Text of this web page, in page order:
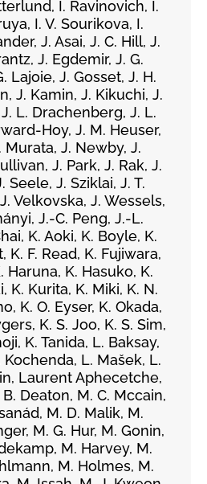
I. Ravinovich, I.
I. V. Sourikova, I.
J. Asai, J. C. Hill, J.
J. Egdemir, J. G.
Lajoie, J. Gosset, J. H.
J. Kamin, J. Kikuchi, J.
L. Drachenberg, J. L.
Hoy, J. M. Heuser,
Murata, J. Newby, J.
J. Park, J. Rak, J.
Seele, J. Sziklai, J. T.
Velkovska, J. Wessels,
J.-C. Peng, J.-L.
K. Aoki, K. Boyle, K.
K. F. Read, K. Fujiwara,
Haruna, K. Hasuko, K.
K. Kurita, K. Miki, K. N.
K. O. Eyser, K. Okada,
K. S. Joo, K. S. Sim,
K. Tanida, L. Baksay,
L. Mašek, L.
Laurent Aphecetche,
Deaton, M. C. Mccain,
M. D. Malik, M.
M. G. Hur, M. Gonin,
M. Harvey, M.
M. Holmes, M.